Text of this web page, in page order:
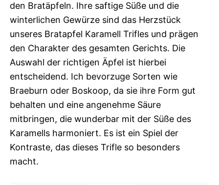
den Bratäpfeln. Ihre saftige Süße und die
winterlichen Gewürze sind das Herzstück
unseres Bratapfel Karamell Trifles und prägen
den Charakter des gesamten Gerichts. Die
Auswahl der richtigen Äpfel ist hierbei
entscheidend. Ich bevorzuge Sorten wie
Braeburn oder Boskoop, da sie ihre Form gut
behalten und eine angenehme Säure
mitbringen, die wunderbar mit der Süße des
Karamells harmoniert. Es ist ein Spiel der
Kontraste, das dieses Trifle so besonders
macht.